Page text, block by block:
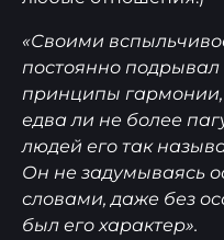
«Своими
постоянно
принципы
едва ли не более
людей его так
Он не задумываясь
словами, даже без
был его характер».